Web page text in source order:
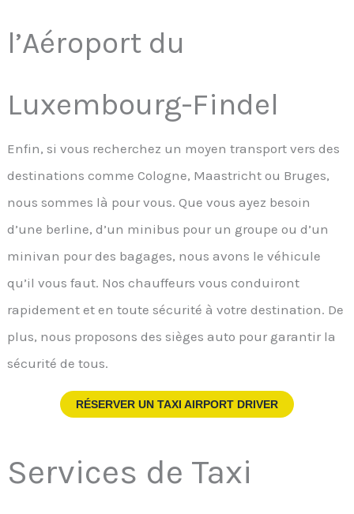
l’Aéroport du
Luxembourg-Findel
Enfin, si vous recherchez un moyen transport vers des
destinations comme Cologne, Maastricht ou Bruges,
nous sommes là pour vous. Que vous ayez besoin
d’une berline, d’un minibus pour un groupe ou d’un
minivan pour des bagages, nous avons le véhicule
qu’il vous faut. Nos chauffeurs vous conduiront
rapidement et en toute sécurité à votre destination. De
plus, nous proposons des sièges auto pour garantir la
sécurité de tous.
RÉSERVER UN TAXI AIRPORT DRIVER
Services de Taxi